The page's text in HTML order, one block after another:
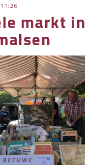
11:26
markt in